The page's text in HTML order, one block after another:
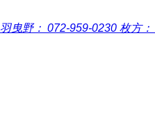
羽曳野： 072-959-0230 枚方：